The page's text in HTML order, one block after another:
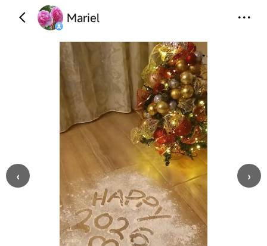
Mariel
‹ ›